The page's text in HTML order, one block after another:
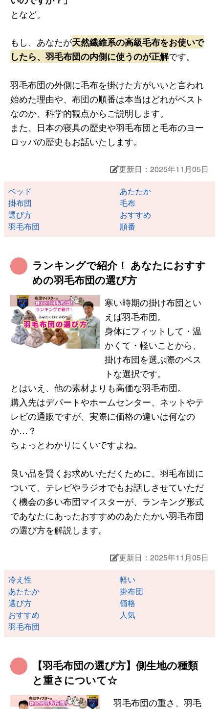
となど。
もし、あなたが天然繊維系の高級毛布をお使いで
したら、羽毛布団の内側に使うのが正解です。
羽毛布団の外側に毛布を掛けた方がいいと言われ
始めた理由や、布団の順番は本当はどれがベスト
なのか、科学的観点からご説明します。
また、日本の寝具の歴史や羽毛布団と毛布のヨー
ロッパの歴史もお話いたします。
更新日：2025年11月05日
ベッド
あたたか
掛布団
毛布
選び方
おすすめ
羽毛布団
順番
ランキングで紹介！ あなたにおすす
めの羽毛布団の選び方
寒い時期の掛け布団とい
えば羽毛布団。
身体にフィットして・温
かくて・軽いことから、
掛け布団を選ぶ際のベス
トな選択です。
とはいえ、他の素材よりも高価な羽毛布団。
購入先はデパートやホームセンター、ネットやテ
レビの通販ですが、実際に価格の違いは何なの
か…？
ちょっとわかりにくいですよね。
良い品を賢くお求めいただくために、羽毛布団に
ついて、テレビやラジオでもお話しさせていただ
く機会の多い布団マイスターが、ランキング形式
であなたにあったおすすめのあたたかい羽毛布団
の選び方を解説します。
更新日：2025年11月05日
冷え性
軽い
あたたか
掛布団
選び方
価格
おすすめ
人気
羽毛布団
【羽毛布団の選び方】側生地の種類
と重さについて☆
羽毛布団の重さ、羽毛